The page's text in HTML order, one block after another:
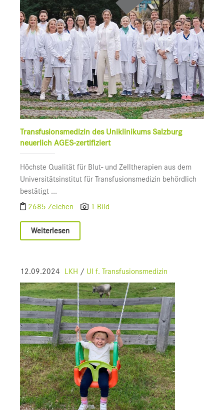
Transfusionsmedizin des Uniklinikums Salzburg
neuerlich AGES-zertifiziert
Höchste Qualität für Blut- und Zelltherapien aus dem
Universitätsinstitut für Transfusionsmedizin behördlich
bestätigt ...
2685 Zeichen
1 Bild
Weiterlesen
12.09.2024 LKH / UI f. Transfusionsmedizin